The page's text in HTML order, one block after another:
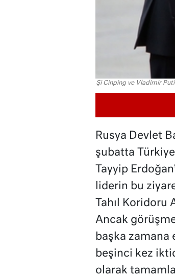
Şi Cinping ve Vladimir
Rusya Devlet
şubatta
Tayyip
liderin bu
Tahıl Koridoru
Ancak
başka zamana
beşinci kez
olarak